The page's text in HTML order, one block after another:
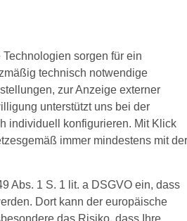
keine Stellen gefunden
sorgen für ein
technisch notwendige
zur Anzeige externer
unterstützt uns bei der
individuell konfigurieren. Mit Klick
immer mindestens mit der
Abs. 1 S. 1 lit. a DSGVO ein, dass
Dort kann der europäische
das Risiko, dass Ihre